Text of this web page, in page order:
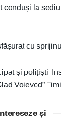
conduși la
cu
și polițiștii
Voievod”
și